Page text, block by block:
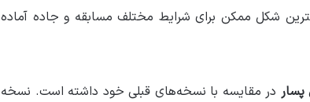
شکل ممکن برای شرایط مختلف مسابقه و جاده آماده
در مقایسه با نسخه‌های قبلی خود داشته است. نسخه